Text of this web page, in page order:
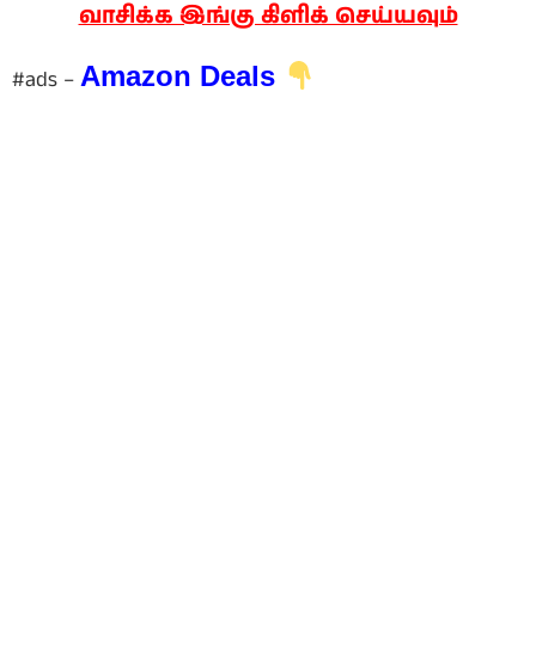
வாசிக்க இங்கு கிளிக் செய்யவும்
#ads – Amazon Deals